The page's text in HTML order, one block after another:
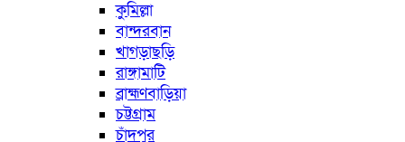
কুমিল্লা
বান্দরবান
খাগড়াছড়ি
রাঙ্গামাটি
ব্রাহ্মণবাড়িয়া
চট্টগ্রাম
চাঁদপুর